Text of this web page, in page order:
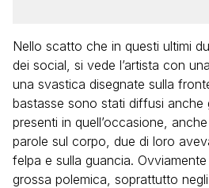
Nello scatto che in questi ultimi
dei social, si vede l’artista con
una svastica disegnate sulla
bastasse sono stati diffusi anche
presenti in quell’occasione,
parole sul corpo, due di loro
felpa e sulla guancia.
grossa polemica, soprattutto